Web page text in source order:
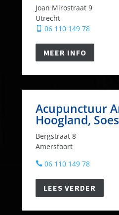
Joan Mirostraat 9
Utrecht
 06 110 149 78
MEER INFO
Acupunctuur
Hoogland,
Bergstraat 8
Amersfoort
06 110 149 78
LEES VERDER